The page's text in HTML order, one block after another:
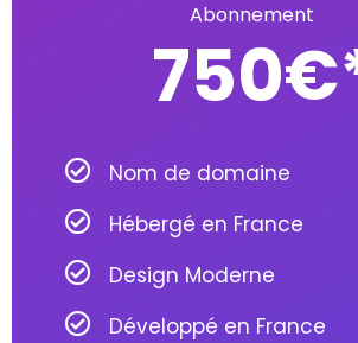
Abonnement
750€
Nom de domaine
Hébergé en France
Design Moderne
Développé en France